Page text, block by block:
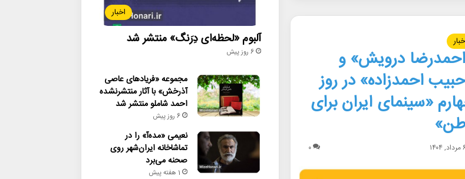
درویش» و
احمدزاده» در روز
«سینمای ایران برای
۱۴۰۴ ۰
اخبار
آلبوم «لحظه‌ای دِرَنگ» منتشر شد
6 روز پیش
مجموعه «فریادهای عاصی
آذرخش» با آثار منتشرنشده
احمد شاملو منتشر شد
6 روز پیش
نعیمی «مده‌آ» را در
تماشاخانه ایران‌شهر روی
صحنه می‌برد
1 هفته پیش